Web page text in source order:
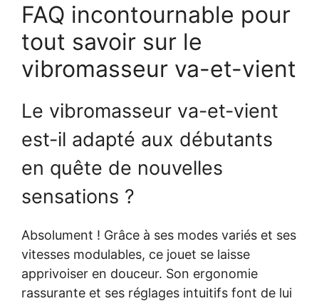
FAQ incontournable pour
tout savoir sur le
vibromasseur va-et-vient
Le vibromasseur va-et-vient
est-il adapté aux débutants
en quête de nouvelles
sensations ?
Absolument ! Grâce à ses modes variés et ses
vitesses modulables, ce jouet se laisse
apprivoiser en douceur. Son ergonomie
rassurante et ses réglages intuitifs font de lui